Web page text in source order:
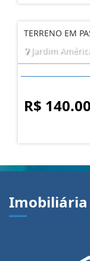
TERRENO EM
Jardim
R$
Imobiliária